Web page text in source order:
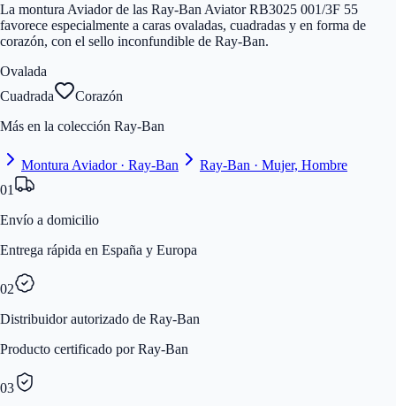
La montura Aviador de las Ray-Ban Aviator RB3025 001/3F 55
favorece especialmente a caras ovaladas, cuadradas y en forma de
corazón, con el sello inconfundible de Ray-Ban.
Ovalada
Cuadrada
Corazón
Más en la colección Ray-Ban
Montura Aviador · Ray-Ban
Ray-Ban · Mujer, Hombre
01
Envío a domicilio
Entrega rápida en España y Europa
02
Distribuidor autorizado de Ray-Ban
Producto certificado por Ray-Ban
03